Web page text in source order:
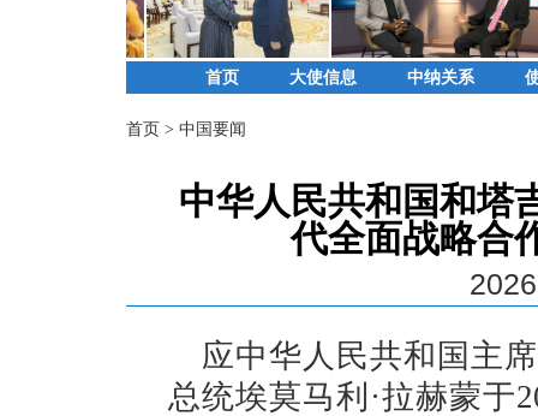
首页 大使信息 中纳关系
首页 > 中国要闻
中华人民共和国和塔
代全面战略合
应中华人民共和国主
总统埃莫马利·拉赫蒙于